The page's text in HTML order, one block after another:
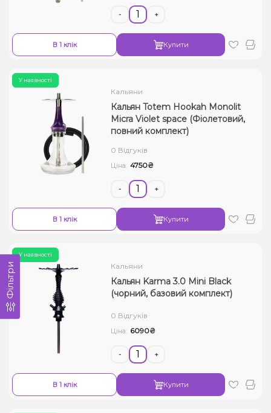
- +
В 1 клік Купити
У наявності
Кальяни
Кальян Totem Hookah Monolit
Micra Violet space (Фіолетовий,
повний комплект)
0 Відгуків
Ціна: 4750₴
- +
В 1 клік Купити
У наявності
Кальяни
Кальян Karma 3.0 Mini Black
(чорний, базовий комплект)
0 Відгуків
Ціна: 6090₴
- +
В 1 клік Купити
Фільтри